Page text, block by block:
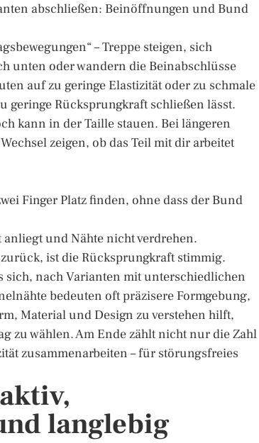
abschließen: Beinöffnungen und Bund
– Treppe steigen, sich
unten oder wandern die Beinabschlüsse
auf zu geringe Elastizität oder zu schmale
geringe Rücksprungkraft schließen lässt.
kann in der Taille stauen. Bei längeren
zeigen, ob das Teil mit dir arbeitet
Finger Platz finden, ohne dass der Bund
anliegt und Nähte nicht verdrehen.
ist die Rücksprungkraft stimmig.
sich, nach Varianten mit unterschiedlichen
bedeuten oft präzisere Formgebung,
Material und Design zu verstehen hilft,
zu wählen. Am Ende zählt nicht nur die Zahl
zusammenarbeiten – für störungsfreies
langlebig